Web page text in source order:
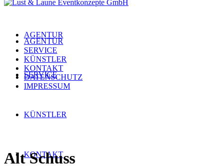
AGENTUR
SERVICE
KÜNSTLER
KONTAKT
AGENTUR
SERVICE
KÜNSTLER
KONTAKT
DATENSCHUTZ
IMPRESSUM
Alt Schuss